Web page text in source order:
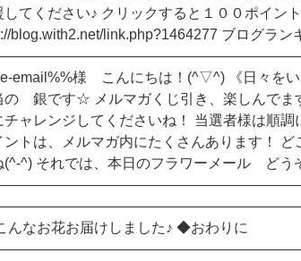
してください♪ クリックすると１００ポイン
blog.with2.net/link.php?1464277 ブログラン
email%%様 こんにちは！(^▽^) 《日々をい
の 銀です☆ メルマガくじ引き、楽しんでま
チャレンジしてくださいね！ 当選者様は順
ントは、メルマガ内にたくさんあります！ ど
(^-^) それでは、本日のフラワーメール ど
なお花お届けしました♪ ◆おわりに